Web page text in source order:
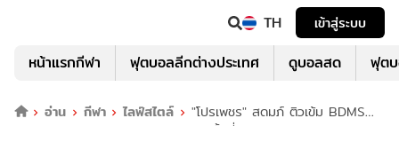
TH เข้าสู่ระบบ
หน้าแรกกีฬา ฟุตบอลลีกต่างประเทศ ดูบอลสด ฟุต
อ่าน กีฬา ไลฟ์สไตล์
"โปรเพชร" สดมภ์ ติวเข้ม BDMS
JUNIOR GOLF CAMP 2024/25 ครั้งที่ 2